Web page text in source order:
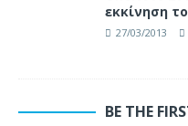
εκκίνηση
27/03/2013
BE THE